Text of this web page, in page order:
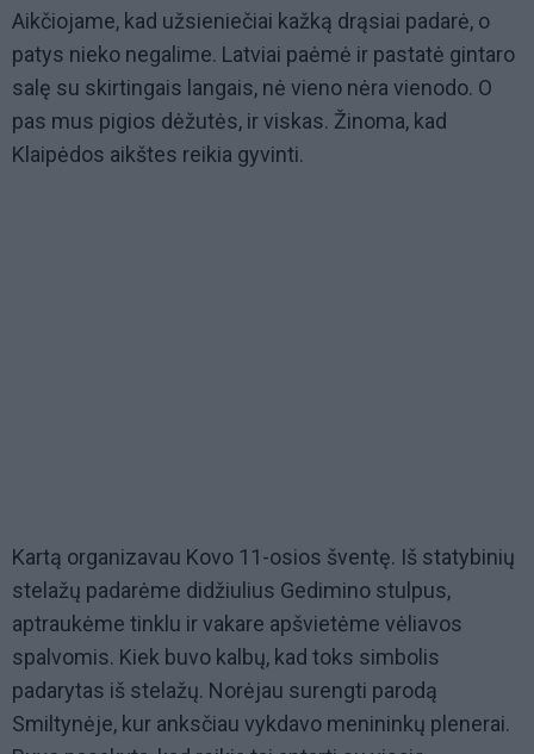
Aikčiojame, kad užsieniečiai kažką drąsiai padarė, o
patys nieko negalime. Latviai paėmė ir pastatė gintaro
salę su skirtingais langais, nė vieno nėra vienodo. O
pas mus pigios dėžutės, ir viskas. Žinoma, kad
Klaipėdos aikštes reikia gyvinti.
Kartą organizavau Kovo 11-osios šventę. Iš statybinių
stelažų padarėme didžiulius Gedimino stulpus,
aptraukėme tinklu ir vakare apšvietėme vėliavos
spalvomis. Kiek buvo kalbų, kad toks simbolis
padarytas iš stelažų. Norėjau surengti parodą
Smiltynėje, kur anksčiau vykdavo menininkų plenerai.